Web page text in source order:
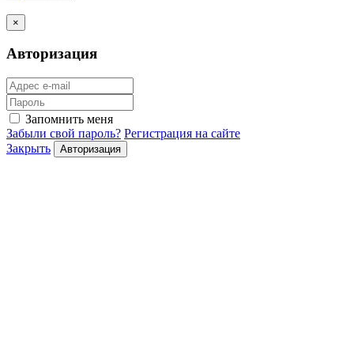
×
Авторизация
Запомнить меня
Забыли свой пароль? Регистрация на сайте
Закрыть